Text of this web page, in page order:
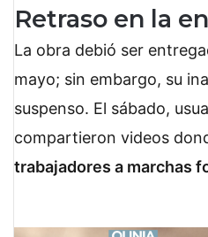
Retraso en la
La obra debió ser
mayo; sin embargo, su
suspenso. El sábado,
compartieron videos
trabajadores a marchas